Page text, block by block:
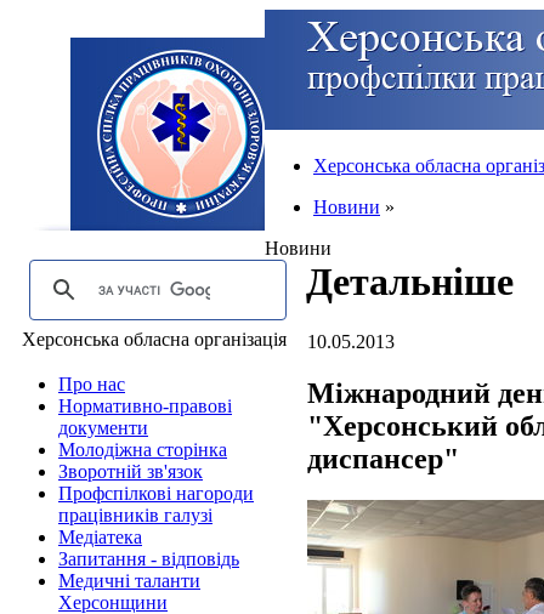
Херсонська обласна
Новини »
Новини
Херсонська обласна організація
Про нас
Нормативно-правові
документи
Молодіжна сторінка
Зворотній зв'язок
Профспілкові нагороди
працівників галузі
Медіатека
Запитання - відповідь
Медичні таланти
Херсонщини
Детальніше
10.05.2013
Міжнародний
"Херсонський
диспансер"